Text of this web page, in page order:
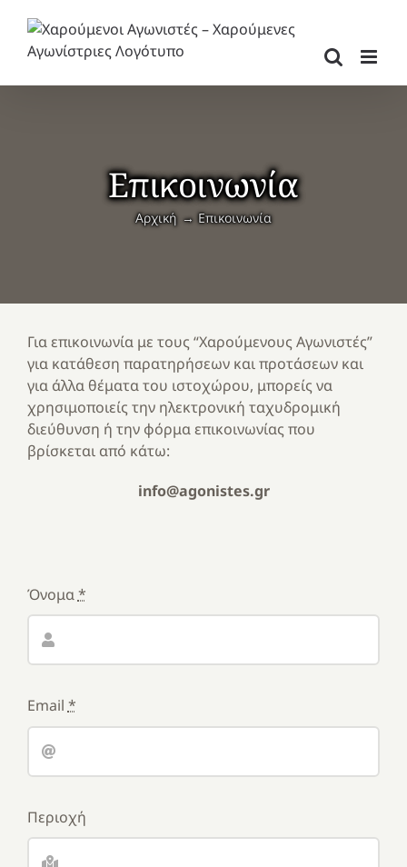
περιεχόμενο
Επικοινωνία
Αρχική Επικοινωνία
Για επικοινωνία με τους “Χαρούμενους Αγωνιστές”
για κατάθεση παρατηρήσεων και προτάσεων και
για άλλα θέματα του ιστοχώρου, μπορείς να
χρησιμοποιείς την ηλεκτρονική ταχυδρομική
διεύθυνση ή την φόρμα επικοινωνίας που
βρίσκεται από κάτω:
info@agonistes.gr
Όνομα*
Email *
Περιοχή